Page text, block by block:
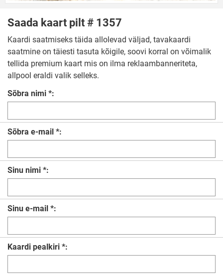
Saada kaart pilt # 1357
Kaardi saatmiseks täida allolevad väljad, tavakaardi
saatmine on täiesti tasuta kõigile, soovi korral on võimalik
tellida premium kaart mis on ilma reklaambanneriteta,
allpool eraldi valik selleks.
Sõbra nimi *:
Sõbra e-mail *:
Sinu nimi *:
Sinu e-mail *:
Kaardi pealkiri *: